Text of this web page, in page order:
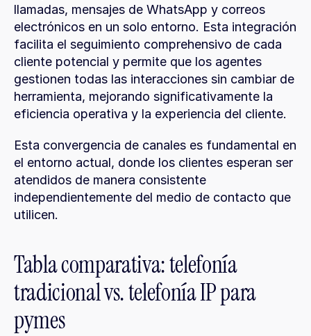
llamadas, mensajes de WhatsApp y correos
electrónicos en un solo entorno. Esta integración
facilita el seguimiento comprehensivo de cada
cliente potencial y permite que los agentes
gestionen todas las interacciones sin cambiar de
herramienta, mejorando significativamente la
eficiencia operativa y la experiencia del cliente.
Esta convergencia de canales es fundamental en
el entorno actual, donde los clientes esperan ser
atendidos de manera consistente
independientemente del medio de contacto que
utilicen.
Tabla comparativa: telefonía
tradicional vs. telefonía IP para
pymes